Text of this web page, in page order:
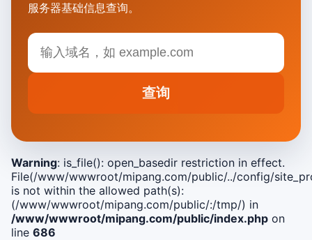
服务器基础信息查询。
查询
Warning: is_file(): open_basedir restriction in effect.
File(/www/wwwroot/mipang.com/public/../config/
is not within the allowed path(s):
(/www/wwwroot/mipang.com/public/:/tmp/) in
/www/wwwroot/mipang.com/public/index.php on
line 686